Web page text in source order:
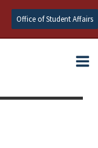
Office of Student Affairs